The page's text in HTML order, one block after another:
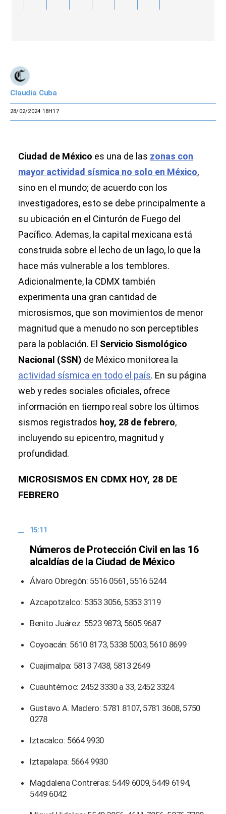
Claudia Cuba
28/02/2024 18H17
Ciudad de México es una de las zonas con
mayor actividad sísmica no solo en México,
sino en el mundo; de acuerdo con los
investigadores, esto se debe principalmente a
su ubicación en el Cinturón de Fuego del
Pacífico. Ademas, la capital mexicana está
construida sobre el lecho de un lago, lo que la
hace más vulnerable a los temblores.
Adicionalmente, la CDMX también
experimenta una gran cantidad de
microsismos, que son movimientos de menor
magnitud que a menudo no son perceptibles
para la población. El Servicio Sismológico
Nacional (SSN) de México monitorea la
actividad sísmica en todo el país. En su página
web y redes sociales oficiales, ofrece
información en tiempo real sobre los últimos
sismos registrados hoy, 28 de febrero,
incluyendo su epicentro, magnitud y
profundidad.
MICROSISMOS EN CDMX HOY, 28 DE
FEBRERO
15:11
Números de Protección Civil en las 16
alcaldías de la Ciudad de México
Álvaro Obregón: 5516 0561, 5516 5244
Azcapotzalco: 5353 3056, 5353 3119
Benito Juárez: 5523 9873, 5605 9687
Coyoacán: 5610 8173, 5338 5003, 5610 8699
Cuajimalpa: 5813 7438, 5813 2649
Cuauhtémoc: 2452 3330 a 33, 2452 3324
Gustavo A. Madero: 5781 8107, 5781 3608, 5750
0278
Iztacalco: 5664 9930
Iztapalapa: 5664 9930
Magdalena Contreras: 5449 6009, 5449 6194,
5449 6042